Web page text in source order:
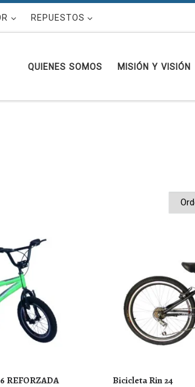
REPUESTOS
QUIENES SOMOS MISIÓN Y VISIÓN
REFORZADA Bicicleta Rin 24